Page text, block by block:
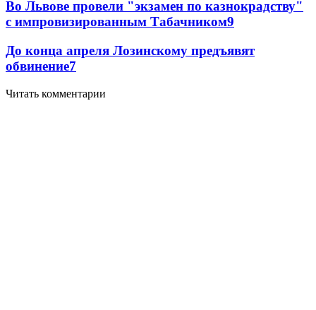
Во Львове провели "экзамен по казнокрадству"
с импровизированным Табачником9
До конца апреля Лозинскому предъявят
обвинение7
Читать комментарии